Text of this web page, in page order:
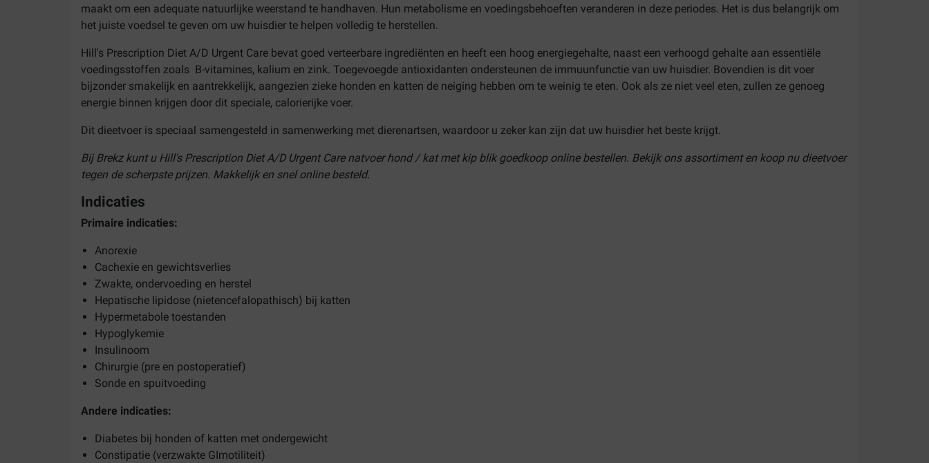
maakt om een adequate natuurlijke weerstand te handhaven. Hun metabolisme en voedingsbehoeften veranderen in deze periodes. Het is dus belangrijk om
het juiste voedsel te geven om uw huisdier te helpen volledig te herstellen.
Hill's Prescription Diet A/D Urgent Care bevat goed verteerbare ingrediënten en heeft een hoog energiegehalte, naast een verhoogd gehalte aan essentiële
voedingsstoffen zoals B-vitamines, kalium en zink. Toegevoegde antioxidanten ondersteunen de immuunfunctie van uw huisdier. Bovendien is dit voer
bijzonder smakelijk en aantrekkelijk, aangezien zieke honden en katten de neiging hebben om te weinig te eten. Ook als ze niet veel eten, zullen ze genoeg
energie binnen krijgen door dit speciale, calorierijke voer.
Dit dieetvoer is speciaal samengesteld in samenwerking met dierenartsen, waardoor u zeker kan zijn dat uw huisdier het beste krijgt.
Bij Brekz kunt u Hill's Prescription Diet A/D Urgent Care natvoer hond / kat met kip blik goedkoop online bestellen. Bekijk ons assortiment en koop nu dieetvoer
tegen de scherpste prijzen. Makkelijk en snel online besteld.
Indicaties
Primaire indicaties:
Anorexie
Cachexie en gewichtsverlies
Zwakte, ondervoeding en herstel
Hepatische lipidose (nietencefalopathisch) bij katten
Hypermetabole toestanden
Hypoglykemie
Insulinoom
Chirurgie (pre en postoperatief)
Sonde en spuitvoeding
Andere indicaties:
Diabetes bij honden of katten met ondergewicht
Constipatie (verzwakte GImotiliteit)